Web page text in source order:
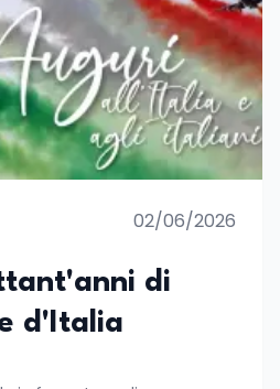
02/06/2026
di
d'Italia